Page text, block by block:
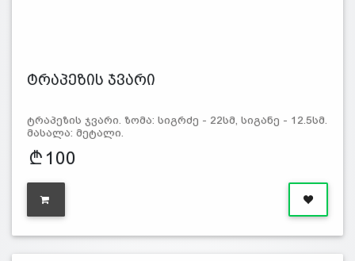
ტრაპეზის ჯვარი
ტრაპეზის ჯვარი. ზომა: სიგრძე - 22სმ, სიგანე - 12.5სმ.
მასალა: მეტალი.
100